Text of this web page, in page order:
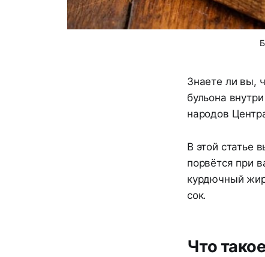
Знаете ли вы,
бульона
народов
В этой статье
порвётся при
курдючный
сок.
Что